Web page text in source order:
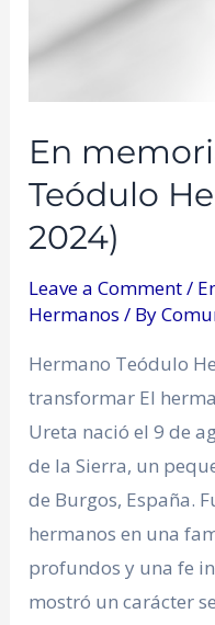
En
Teódulo
2024)
Leave a Comment/
Hermanos / By
Hermano Teódulo
transformar El
Ureta nació el 9 de
de la Sierra, un
de Burgos, España.
hermanos en una
profundos y una fe
mostró un carácter